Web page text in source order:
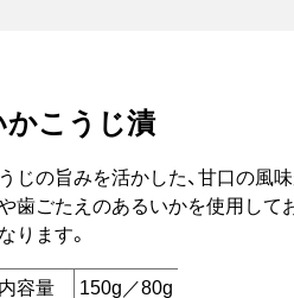
かこうじ漬
じの旨みを活かした、甘口の風
歯ごたえのあるいかを使用して
ります。
内容量 150g／80g